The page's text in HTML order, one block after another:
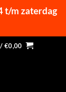
t/m zaterdag
€0,00